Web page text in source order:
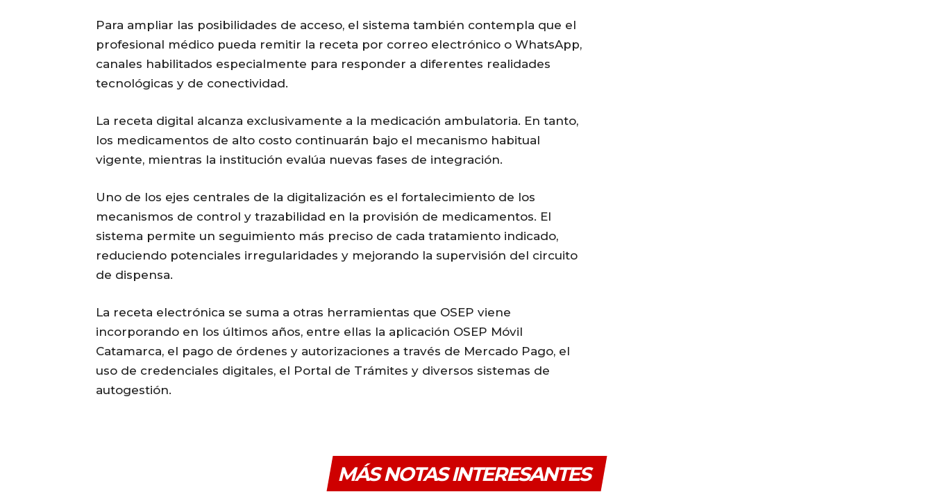
Para ampliar las posibilidades de acceso, el sistema también contempla que el
profesional médico pueda remitir la receta por correo electrónico o WhatsApp,
canales habilitados especialmente para responder a diferentes realidades
tecnológicas y de conectividad.
La receta digital alcanza exclusivamente a la medicación ambulatoria. En tanto,
los medicamentos de alto costo continuarán bajo el mecanismo habitual
vigente, mientras la institución evalúa nuevas fases de integración.
Uno de los ejes centrales de la digitalización es el fortalecimiento de los
mecanismos de control y trazabilidad en la provisión de medicamentos. El
sistema permite un seguimiento más preciso de cada tratamiento indicado,
reduciendo potenciales irregularidades y mejorando la supervisión del circuito
de dispensa.
La receta electrónica se suma a otras herramientas que OSEP viene
incorporando en los últimos años, entre ellas la aplicación OSEP Móvil
Catamarca, el pago de órdenes y autorizaciones a través de Mercado Pago, el
uso de credenciales digitales, el Portal de Trámites y diversos sistemas de
autogestión.
MÁS NOTAS INTERESANTES